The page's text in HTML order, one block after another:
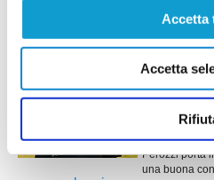
Accetta
Accetta
CASTIGNANO. A
Perozzi
della
Reduce dalle
Azzurra SBT,
Perozzi porta
una buona